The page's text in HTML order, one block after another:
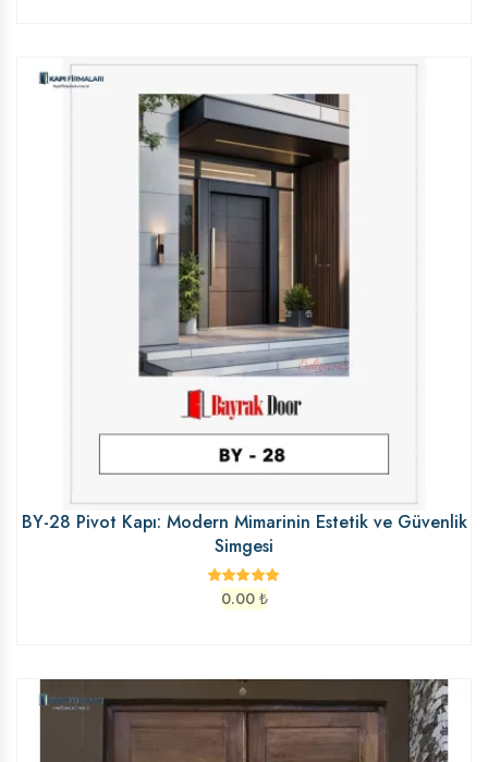
BY-28 Pivot Kapı: Modern Mimarinin Estetik ve Güvenlik
Simgesi
0.00 ₺